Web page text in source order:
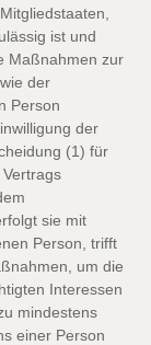
ist und
Maßnahmen zur
der
Person
der
(1) für
sie mit
Person, trifft
um die
Interessen
mindestens
einer Person